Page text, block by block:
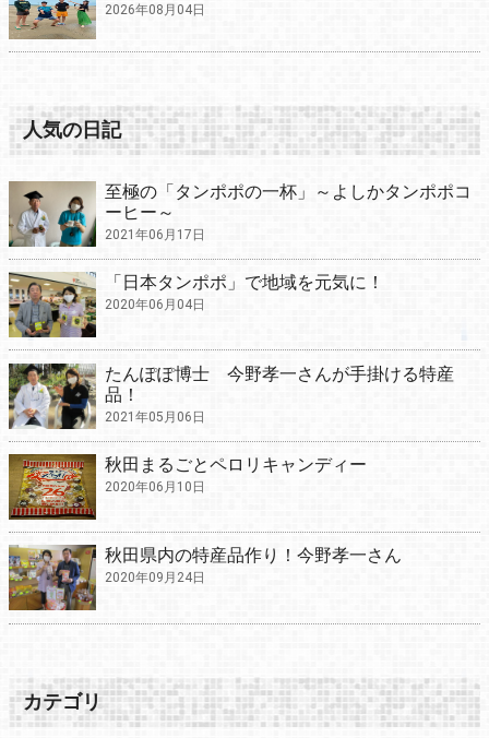
2026年08月04日
人気の日記
至極の「タンポポの一杯」～よしかタンポポコ
ーヒー～
2021年06月17日
「日本タンポポ」で地域を元気に！
2020年06月04日
たんぽぽ博士 今野孝一さんが手掛ける特産
品！
2021年05月06日
秋田まるごとペロリキャンディー
2020年06月10日
秋田県内の特産品作り！今野孝一さん
2020年09月24日
カテゴリ